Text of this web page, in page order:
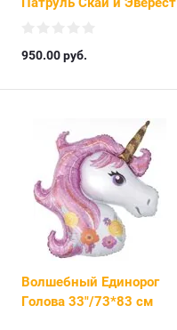
950.00руб.
Волшебный Единорог
Голова 33"/73*83 см